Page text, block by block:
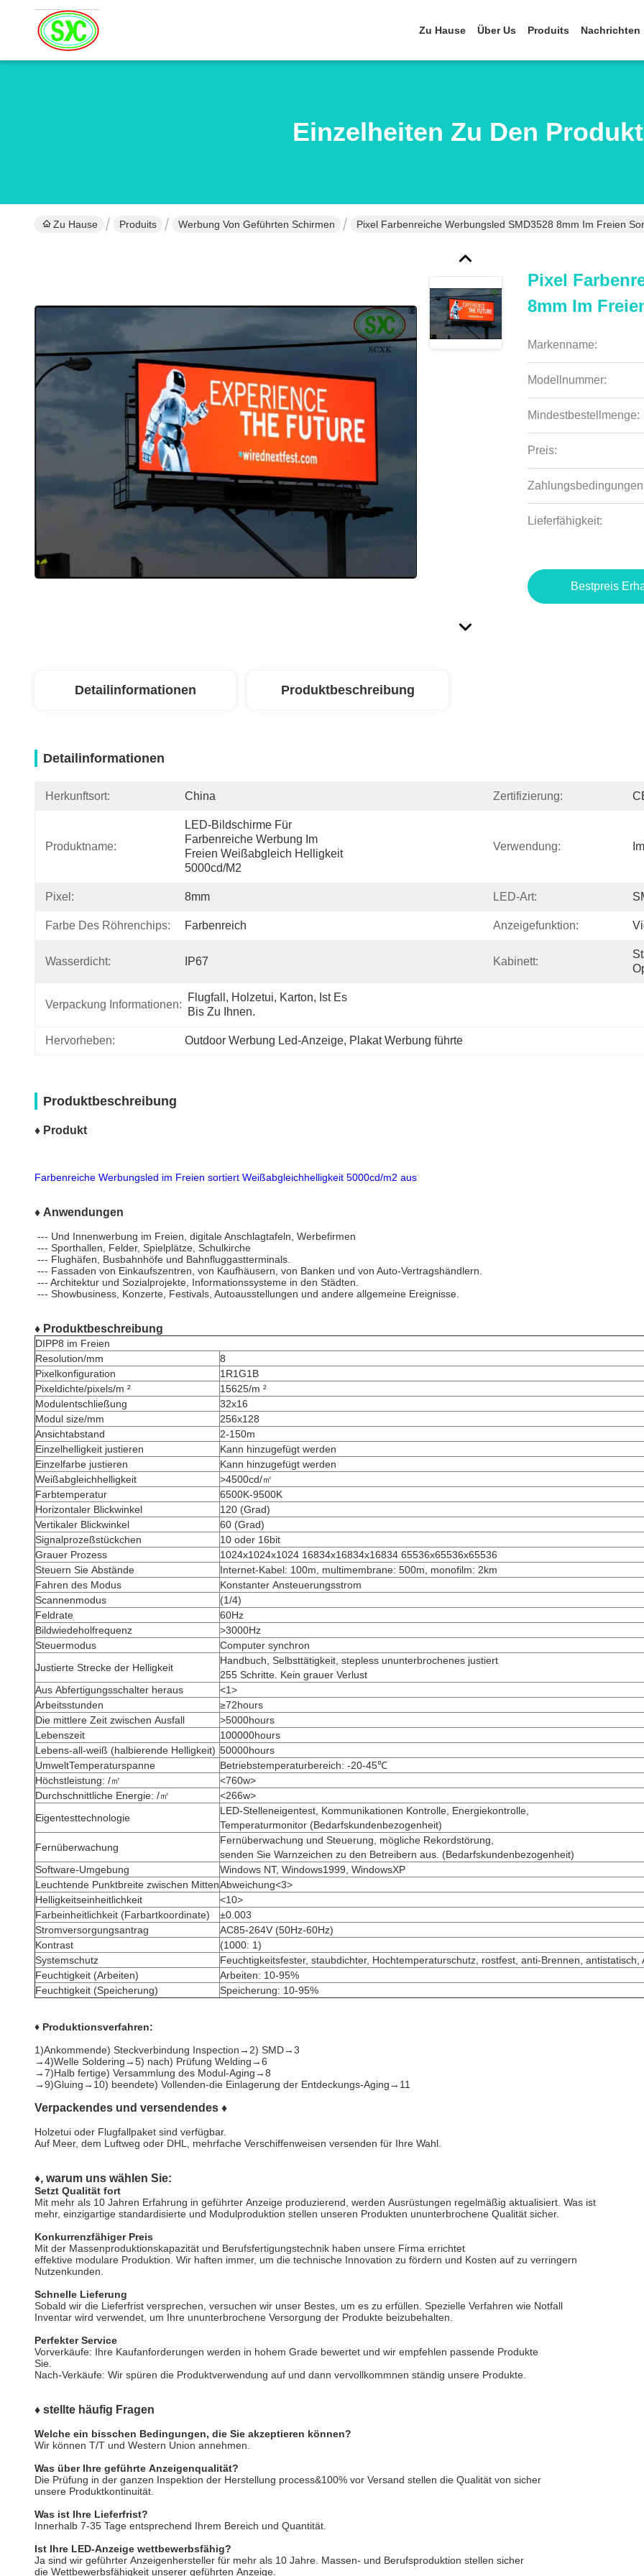
Zu Hause Über Us Produits Nachrichten
Einzelheiten Zu Den
Zu Hause Produits Werbung Von Geführten Schirmen Pixel Farbenreiche Werbungsled SMD3528 8mm Im Freien
Pixel
8mm Im
Markenname:
Modellnummer:
Mindestbestellmenge:
Preis:
Lieferfähigkeit:
Bestpreis
Detailinformationen Produktbeschreibung
Detailinformationen
Herkunftsort: China Zertifizierung:
Produktname:
LED-Bildschirme Für
Farbenreiche Werbung Im
Freien Weißabgleich Helligkeit
5000cd/m2
Verwendung:
Pixel: 8mm LED-Art:
Farbe Des Röhrenchips: Farbenreich Anzeigefunktion:
Wasserdicht: IP67 Kabinett:
Verpackung Informationen:
Flugfall, Holzetui, Karton, Ist Es
Bis Zu Ihnen.
Hervorheben: Outdoor Werbung Led-Anzeige, Plakat Werbung führte
Produktbeschreibung
♦ Produkt
Farbenreiche Werbungsled im Freien sortiert Weißabgleichhelligkeit 5000cd/m2 aus
♦ Anwendungen
--- Und Innenwerbung im Freien, digitale Anschlagtafeln, Werbefirmen
--- Sporthallen, Felder, Spielplätze, Schulkirche
--- Flughäfen, Busbahnhöfe und Bahnfluggastterminals.
--- Fassaden von Einkaufszentren, von Kaufhäusern, von Banken und von Auto-Vertragshändlern.
--- Architektur und Sozialprojekte, Informationssysteme in den Städten.
--- Showbusiness, Konzerte, Festivals, Autoausstellungen und andere allgemeine Ereignisse.
♦ Produktbeschreibung
DIPP8 im Freien
Resolution/mm
8
Pixelkonfiguration
1R1G1B
Pixeldichte/pixels/m ²
15625/m ²
Modulentschließung
32x16
Modul size/mm
256x128
Ansichtabstand
2-150m
Einzelhelligkeit justieren
Kann hinzugefügt werden
Einzelfarbe justieren
Kann hinzugefügt werden
Weißabgleichhelligkeit
>4500cd/㎡
Farbtemperatur
6500K-9500K
Horizontaler Blickwinkel
120 (Grad)
Vertikaler Blickwinkel
60 (Grad)
Signalprozeßstückchen
10 oder 16bit
Grauer Prozess
1024x1024x1024 16834x16834x16834 65536x65536x65536
Steuern Sie Abstände
Internet-Kabel: 100m, multimembrane: 500m, monofilm: 2km
Fahren des Modus
Konstanter Ansteuerungsstrom
Scannenmodus
(1/4)
Feldrate
60Hz
Bildwiedeholfrequenz
>3000Hz
Steuermodus
Computer synchron
Justierte Strecke der Helligkeit
Handbuch, Selbsttätigkeit, stepless ununterbrochenes justiert
255 Schritte. Kein grauer Verlust
Aus Abfertigungsschalter heraus
<1>
Arbeitsstunden
≥72hours
Die mittlere Zeit zwischen Ausfall
>5000hours
Lebenszeit
100000hours
Lebens-all-weiß (halbierende Helligkeit) 50000hours
UmweltTemperaturspanne
Betriebstemperaturbereich: -20-45℃
Höchstleistung: /㎡
<760w>
Durchschnittliche Energie: /㎡
<266w>
Eigentesttechnologie
LED-Stelleneigentest, Kommunikationen Kontrolle, Energiekontrolle,
Temperaturmonitor (Bedarfskundenbezogenheit)
Fernüberwachung
Fernüberwachung und Steuerung, mögliche Rekordstörung,
senden Sie Warnzeichen zu den Betreibern aus. (Bedarfskundenbezogenheit)
Software-Umgebung
Windows NT, Windows1999, WindowsXP
Leuchtende Punktbreite zwischen MittenAbweichung<3>
Helligkeitseinheitlichkeit
<10>
Farbeinheitlichkeit (Farbartkoordinate)
±0.003
Stromversorgungsantrag
AC85-264V (50Hz-60Hz)
Kontrast
(1000: 1)
Systemschutz
Feuchtigkeitsfester, staubdichter, Hochtemperaturschutz, rostfest, anti-Brennen, antistatisch,
Feuchtigkeit (Arbeiten)
Arbeiten: 10-95%
Feuchtigkeit (Speicherung)
Speicherung: 10-95%
♦ Produktionsverfahren:
1)Ankommende) Steckverbindung Inspection→2) SMD→3
→4)Welle Soldering→5) nach) Prüfung Welding→6
→7)Halb fertige) Versammlung des Modul-Aging→8
→9)Gluing→10) beendete) Vollenden-die Einlagerung der Entdeckungs-Aging→11
Verpackendes und versendendes ♦
Holzetui oder Flugfallpaket sind verfügbar.
Auf Meer, dem Luftweg oder DHL, mehrfache Verschiffenweisen versenden für Ihre Wahl.
♦, warum uns wählen Sie:
Setzt Qualität fort
Mit mehr als 10 Jahren Erfahrung in geführter Anzeige produzierend, werden Ausrüstungen regelmäßig aktualisiert. Was ist
mehr, einzigartige standardisierte und Modulproduktion stellen unseren Produkten ununterbrochene Qualität sicher.
Konkurrenzfähiger Preis
Mit der Massenproduktionskapazität und Berufsfertigungstechnik haben unsere Firma errichtet
effektive modulare Produktion. Wir haften immer, um die technische Innovation zu fördern und Kosten auf zu verringern
Nutzenkunden.
Schnelle Lieferung
Sobald wir die Lieferfrist versprechen, versuchen wir unser Bestes, um es zu erfüllen. Spezielle Verfahren wie Notfall
Inventar wird verwendet, um Ihre ununterbrochene Versorgung der Produkte beizubehalten.
Perfekter Service
Vorverkäufe: Ihre Kaufanforderungen werden in hohem Grade bewertet und wir empfehlen passende Produkte
Sie.
Nach-Verkäufe: Wir spüren die Produktverwendung auf und dann vervollkommnen ständig unsere Produkte.
♦ stellte häufig Fragen
Welche ein bisschen Bedingungen, die Sie akzeptieren können?
Wir können T/T und Western Union annehmen.
Was über Ihre geführte Anzeigenqualität?
Die Prüfung in der ganzen Inspektion der Herstellung process&100% vor Versand stellen die Qualität von sicher
unsere Produktkontinuität.
Was ist Ihre Lieferfrist?
Innerhalb 7-35 Tage entsprechend Ihrem Bereich und Quantität.
Ist Ihre LED-Anzeige wettbewerbsfähig?
Ja sind wir geführter Anzeigenhersteller für mehr als 10 Jahre. Massen- und Berufsproduktion stellen sicher
die Wettbewerbsfähigkeit unserer geführten Anzeige.